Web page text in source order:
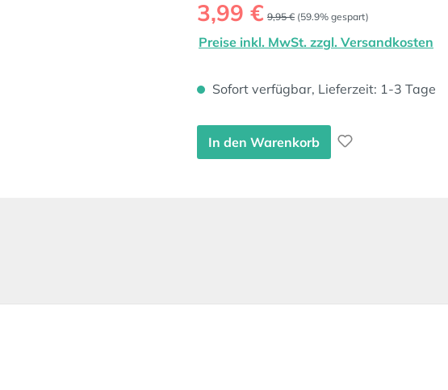
Verkaufspreis:
3,99 € Regulärer Preis:
9,95 € (59.9% gespart)
Preise inkl. MwSt. zzgl. Versandkosten
Sofort verfügbar, Lieferzeit: 1-3 Tage
In den Warenkorb